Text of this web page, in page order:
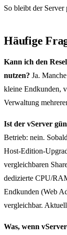
So bleibt der
Häufige
Kann ich den
nutzen? Ja.
kleine Endkunden,
Verwaltung
Ist der vServer
Betrieb: nein.
Host-Edition-
vergleichbaren
dedizierte CPU/
Endkunden (Web
vergleichbar.
Was, wenn